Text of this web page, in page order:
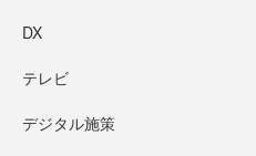
DX
テレビ
デジタル施策